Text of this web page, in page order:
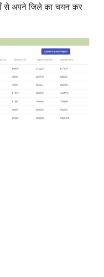
से अपने जिले का चयन कर